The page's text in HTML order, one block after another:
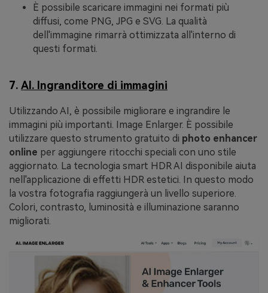
È possibile scaricare immagini nei formati più
diffusi, come PNG, JPG e SVG. La qualità
dell'immagine rimarrà ottimizzata all'interno di
questi formati.
7. AI. Ingranditore di immagini
Utilizzando AI, è possibile migliorare e ingrandire le
immagini più importanti. Image Enlarger. È possibile
utilizzare questo strumento gratuito di photo enhancer
online per aggiungere ritocchi speciali con uno stile
aggiornato. La tecnologia smart HDR AI disponibile aiuta
nell'applicazione di effetti HDR estetici. In questo modo
la vostra fotografia raggiungerà un livello superiore.
Colori, contrasto, luminosità e illuminazione saranno
migliorati.